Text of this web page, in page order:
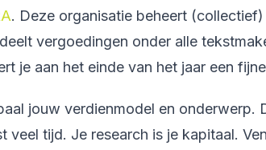
. Deze organisatie beheert
vergoedingen onder alle
je aan het einde van het jaar een
jouw verdienmodel en onderwerp.
veel tijd. Je research is je kapitaal.